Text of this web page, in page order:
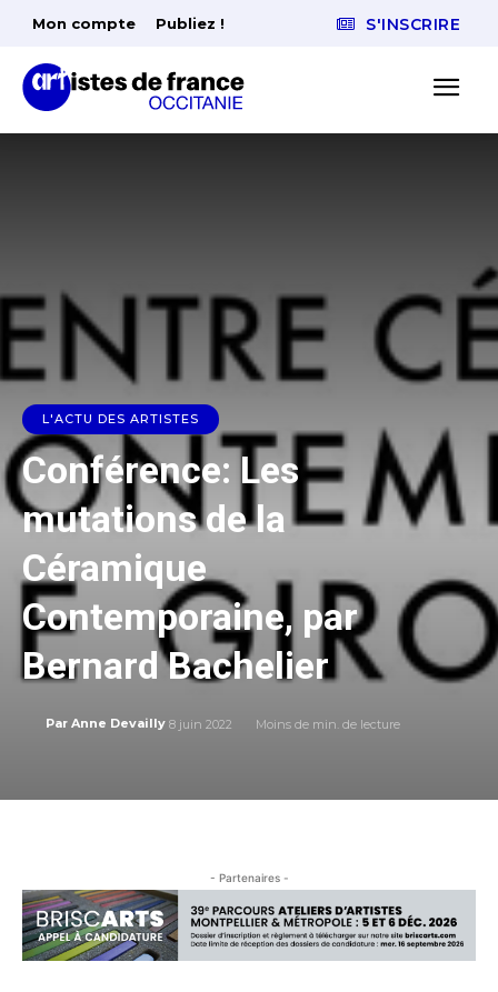
Mon compte Publiez ! S'INSCRIRE
L'ACTU DES ARTISTES
Conférence: Les
mutations de la
Céramique
Contemporaine, par
Bernard Bachelier
Par Anne Devailly 8 juin 2022 Moins de min. de lecture
- Partenaires -